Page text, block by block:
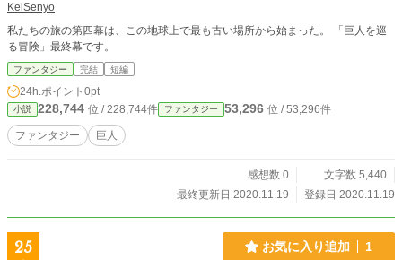
KeiSenyo
私たちの旅の第四幕は、この地球上で最も古い場所から始まった。 「巨人を巡
る冒険」最終幕です。
ファンタジー 完結 短編
24h.ポイント 0pt
小説 228,744 位 / 228,744件 ファンタジー 53,296 位 / 53,296件
ファンタジー 巨人
感想数 0
文字数 5,440
最終更新日 2020.11.19
登録日 2020.11.19
25 お気に入り追加 1